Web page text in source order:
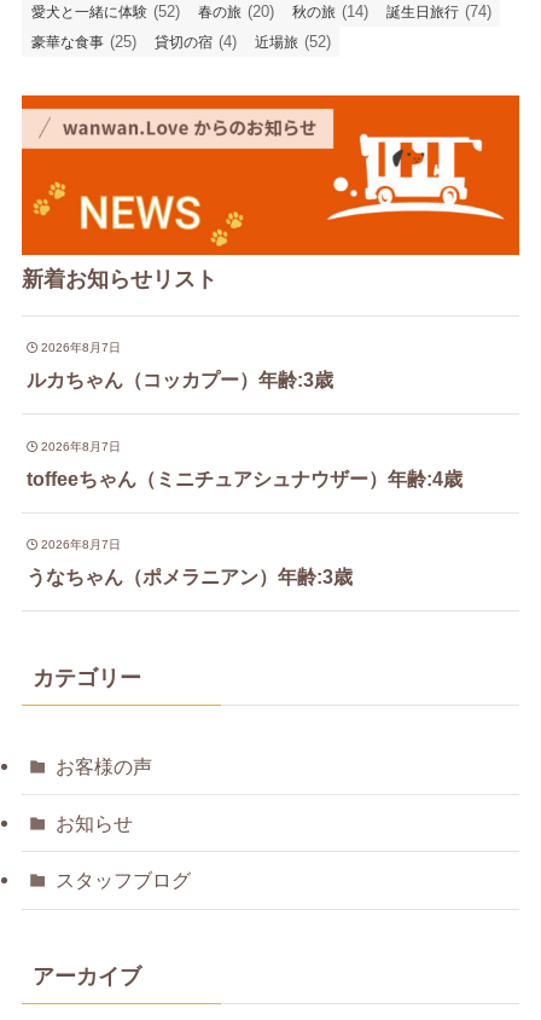
愛犬と一緒に体験 (52) 春の旅 (20) 秋の旅 (14) 誕生日旅行 (74)
豪華な食事 (25) 貸切の宿 (4) 近場旅 (52)
新着お知らせリスト
2026年8月7日
ルカちゃん（コッカプー）年齢:3歳
2026年8月7日
toffeeちゃん（ミニチュアシュナウザー）年齢:4歳
2026年8月7日
うなちゃん（ポメラニアン）年齢:3歳
カテゴリー
お客様の声
お知らせ
スタッフブログ
アーカイブ